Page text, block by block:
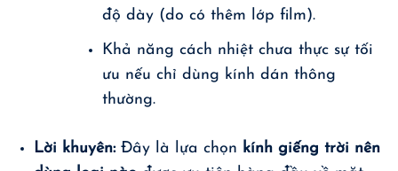
độ dày (do có thêm lớp film).
Khả năng cách nhiệt chưa thực sự tối
ưu nếu chỉ dùng kính dán thông
thường.
Lời khuyên:Đây là lựa chọn kính giếng trời nên